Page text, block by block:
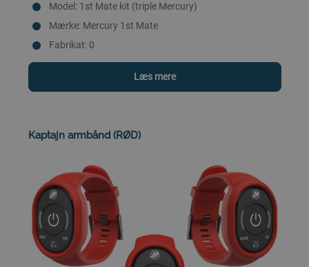
Model: 1st Mate kit (triple Mercury)
Mærke: Mercury 1st Mate
Fabrikat: 0
Læs mere
Kaptajn armbånd (RØD)